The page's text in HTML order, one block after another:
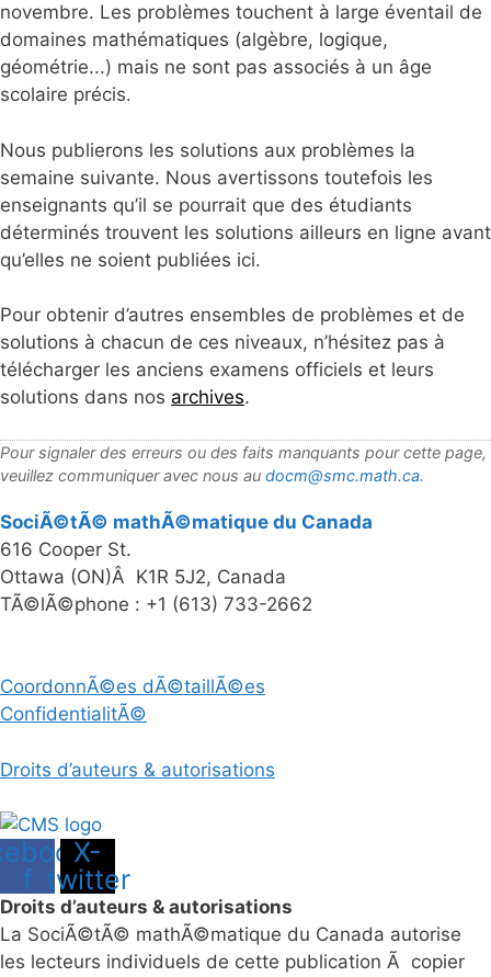
novembre. Les problèmes touchent à large éventail de
domaines mathématiques (algèbre, logique,
géométrie...) mais ne sont pas associés à un âge
scolaire précis.
Nous publierons les solutions aux problèmes la
semaine suivante. Nous avertissons toutefois les
enseignants qu’il se pourrait que des étudiants
déterminés trouvent les solutions ailleurs en ligne avant
qu’elles ne soient publiées ici.
Pour obtenir d’autres ensembles de problèmes et de
solutions à chacun de ces niveaux, n’hésitez pas à
télécharger les anciens examens officiels et leurs
solutions dans nos archives.
Pour signaler des erreurs ou des faits manquants pour cette page,
veuillez communiquer avec nous au docm@smc.math.ca.
SociÃ©tÃ© mathÃ©matique du Canada
616 Cooper St.
Ottawa (ON)Â K1R 5J2, Canada
TÃ©lÃ©phone : +1 (613) 733-2662
CoordonnÃ©es dÃ©taillÃ©es
ConfidentialitÃ©
Droits d’auteurs & autorisations
f
X-
twitter
Droits d’auteurs & autorisations
La SociÃ©tÃ© mathÃ©matique du Canada autorise
les lecteurs individuels de cette publication Ã copier